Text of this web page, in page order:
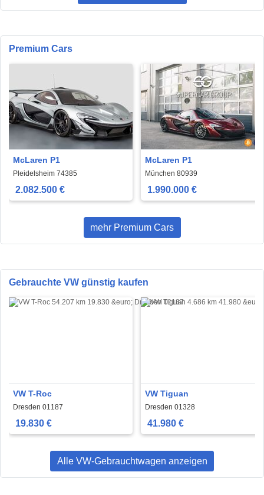
Premium Cars
McLaren P1
Pleidelsheim 74385
2.082.500 €
McLaren P1
München 80939
1.990.000 €
mehr Premium Cars
Gebrauchte VW günstig kaufen
VW T-Roc
Dresden 01187
19.830 €
VW Tiguan
Dresden 01328
41.980 €
Alle VW-Gebrauchtwagen anzeigen